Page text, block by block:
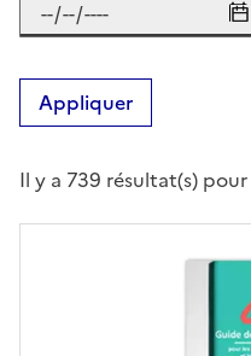
Appliquer
Il y a 739 résultat(s)